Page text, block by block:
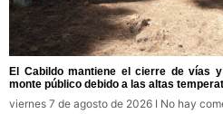
El Cabildo mantiene el cierre de vías
monte público debido a las altas
viernes 7 de agosto de 2026
No hay